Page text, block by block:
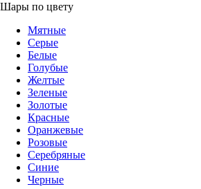
Шары по цвету
Мятные
Серые
Белые
Голубые
Желтые
Зеленые
Золотые
Красные
Оранжевые
Розовые
Серебряные
Синие
Черные